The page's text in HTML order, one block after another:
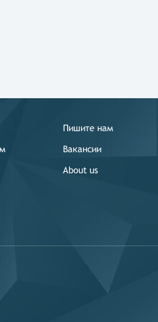
Пишите нам
Вакансии
About us